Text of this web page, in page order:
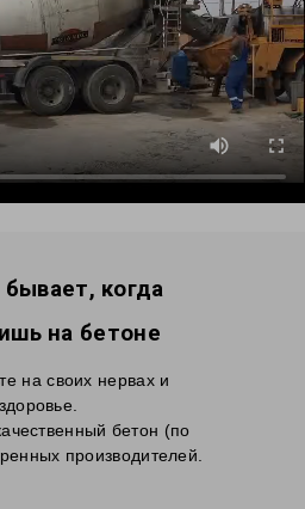
когда
на бетоне
на своих нервах и
здоровье.
бетон (по
производителей.